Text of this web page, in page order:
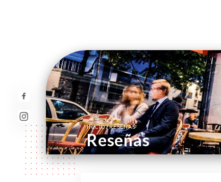
INICIO/RESEÑAS
Reseñas